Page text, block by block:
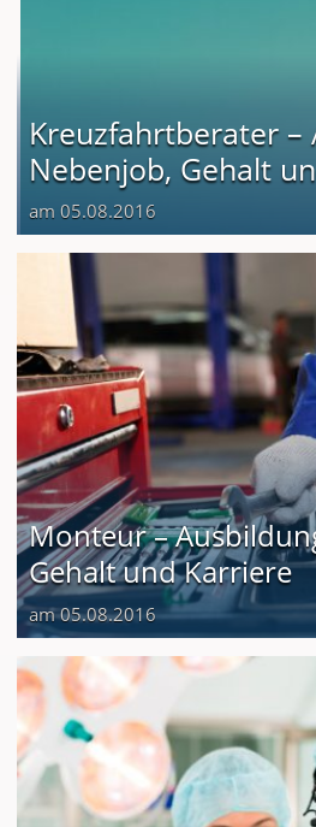
Kreuzfahrtberater –
Nebenjob, Gehalt
am 05.08.2016
Monteur –
Gehalt und Karriere
am 05.08.2016